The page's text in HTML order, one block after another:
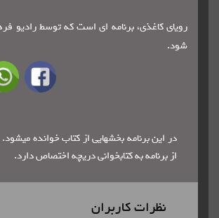
کاغذی، برنامه ای است که توسط رادیو فرهنگ تولید می
برنامه بخشهایی از کتاب خوانده میشود. این قسمت
به کتابخوانی دریچه اختصاص دارد.
کاربران